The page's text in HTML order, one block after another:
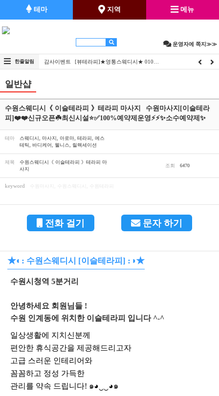
테마 지역 메뉴
운영자에 쪽지≫≫
한줄알림 감사이벤트 [뷰테라피]★영통스웨디시★ 010… 감사이
일반샵
수원스웨디시《 이슬테라피 》테라피 마사지
수원마사지[이슬테라
피]❤️❤️신규오픈☘️️최신시설⭐✅100%예약제운영⚡⚡✨소수예약제✨
테마
스웨디시, 마사지, 아로마, 테라피, 에스
테틱, 바디케어, 웰니스, 릴렉세이션
제목
수원스웨디시《 이슬테라피 》테라피 마
사지
조회 6470
keyword 수원마사지, 수원스웨디시, 수원테라피
전화 걸기 문자 하기
★◐: 수원스웨디시 [이슬테라피] :◑★
수원시청역 5분거리
안녕하세요 회원님들 !
수원 인계동에 위치한 이슬테라피 입니다 ^-^
일상생활에 지치신분께
편안한 휴식공간을 제공해드리고자
고급 스러운 인테리어와
꼼꼼하고 정성 가득한
관리를 약속 드립니다! ๑◕‿‿◕๑